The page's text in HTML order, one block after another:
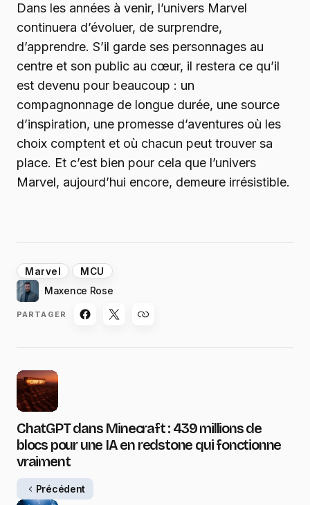
Dans les années à venir, l’univers Marvel
continuera d’évoluer, de surprendre,
d’apprendre. S’il garde ses personnages au
centre et son public au cœur, il restera ce qu’il
est devenu pour beaucoup : un
compagnonnage de longue durée, une source
d’inspiration, une promesse d’aventures où les
choix comptent et où chacun peut trouver sa
place. Et c’est bien pour cela que l’univers
Marvel, aujourd’hui encore, demeure irrésistible.
Marvel MCU
Maxence Rose
PARTAGER
ChatGPT dans Minecraft : 439 millions de
blocs pour une IA en redstone qui fonctionne
vraiment
Précédent